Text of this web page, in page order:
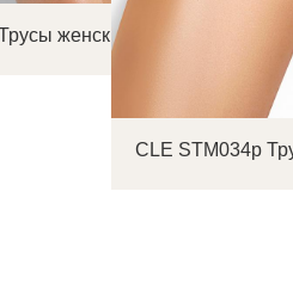
женские шорты
CLE STM034р